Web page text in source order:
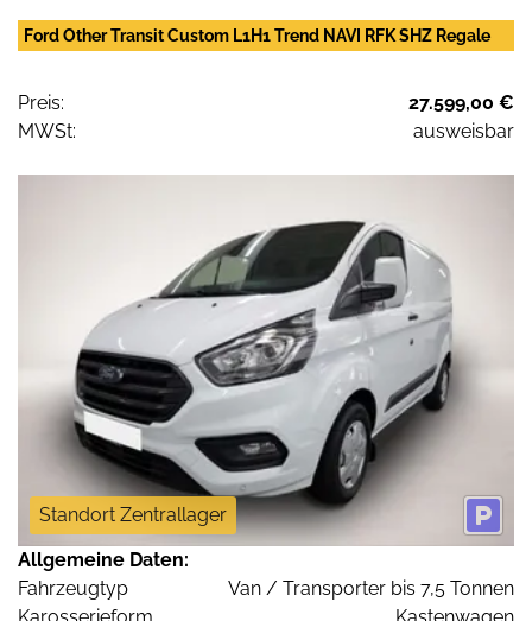
Ford Other Transit Custom L1H1 Trend NAVI RFK SHZ Regale
Preis:
27.599,00 €
MWSt:
ausweisbar
Standort Zentrallager
Allgemeine Daten:
Fahrzeugtyp
Van / Transporter bis 7,5 Tonnen